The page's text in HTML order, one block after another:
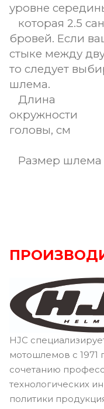
уровне
которая 2.5
бровей. Если
стыке между
то следует
шлема.
Длина
окружности
головы, см
Размер шлема
HJC
мотошлемов с 1971
сочетанию
технологических
политики